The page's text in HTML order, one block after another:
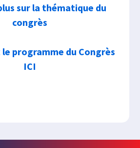
sur la thématique du
congrès
programme du Congrès
ICI